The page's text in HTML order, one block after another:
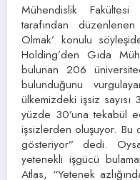
Mühendislik
tarafından
Olmak’ konulu
Holding’den Gıda
bulunan 206
bulunduğunu
ülkemizdeki işsiz
yüzde 30’una tekabül
işsizlerden oluşuyor.
gösteriyor” dedi.
yetenekli işgücü
Atlas, “Yetenek